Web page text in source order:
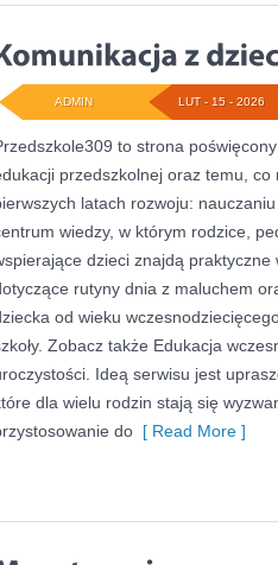
LUT - 15 - 2026
ADMIN
to strona
przedszkolnej oraz temu, co
latach rozwoju:
wiedzy, w którym rodzice,
dzieci znajdą praktyczne
rutyny dnia z maluchem
od wieku
Zobacz także Edukacja
Ideą serwisu jest
dla wielu rodzin stają się
do [ Read More ]